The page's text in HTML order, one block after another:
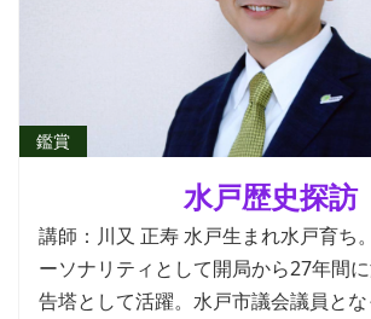
水戸歴史探訪
鑑賞
講師：川又 正寿 水戸生まれ水戸育ち
ーソナリティとして開局から27年間
告塔として活躍。水戸市議会議員と